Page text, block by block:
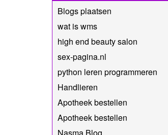
Blogs plaatsen
wat is wms
high end beauty salon
sex-pagina.nl
python leren programmeren
Handlieren
Apotheek bestellen
Apotheek bestellen
Nasma Blog